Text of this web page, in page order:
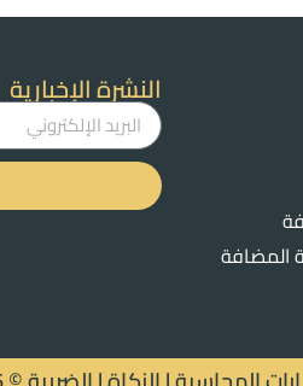
المضافة
النشرة الإخبارية